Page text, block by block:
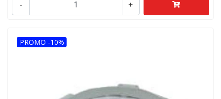
+
-
PROMO -10%